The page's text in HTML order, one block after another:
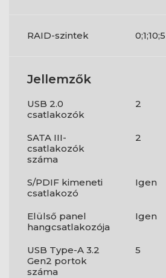
RAID-szintek 0;1;10;5
Jellemzők
USB 2.0
csatlakozók
2
SATA III-
csatlakozók
száma
2
S/PDIF kimeneti
csatlakozó
Igen
Elülső panel
hangcsatlakozója
Igen
USB Type-A 3.2
Gen2 portok
száma
5